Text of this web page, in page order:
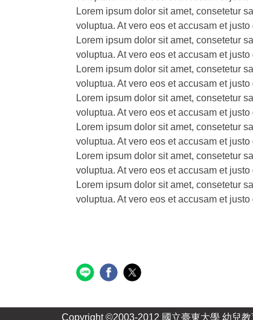
Lorem ipsum dolor sit amet, consetetur
voluptua. At vero eos et accusam et
Lorem ipsum dolor sit amet, consetetur
voluptua. At vero eos et accusam et
Lorem ipsum dolor sit amet, consetetur
voluptua. At vero eos et accusam et
Lorem ipsum dolor sit amet, consetetur
voluptua. At vero eos et accusam et
Lorem ipsum dolor sit amet, consetetur
voluptua. At vero eos et accusam et
Lorem ipsum dolor sit amet, consetetur
voluptua. At vero eos et accusam et
Lorem ipsum dolor sit amet, consetetur
voluptua. At vero eos et accusam et
Copyright ©2003-2012 國立臺東大學 幼兒